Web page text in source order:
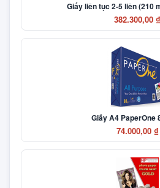
Giấy liên tục 2-5 liên (210
382.300,00 ₫
Giấy A4 PaperOne
74.000,00 ₫